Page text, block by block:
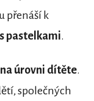
přenáší k
pastelkami.
úrovni dítěte.
společných